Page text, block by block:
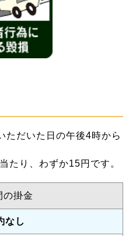
ただいた日の午後4時から
たり、わずか15円です。
の掛金
なし